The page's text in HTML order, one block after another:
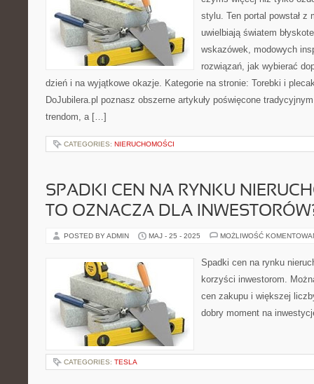
stylu. Ten portal powstał
uwielbiają światem
wskazówek, modowych
rozwiązań, jak wybierać
dzień i na wyjątkowe okazje. Kategorie na stronie: Torebki i
DoJubilera.pl poznasz obszerne artykuły poświęcone
trendom, a […]
CATEGORIES: NIERUCHOMOŚCI
SPADKI CEN NA RYNKU
TO OZNACZA DLA
POSTED BY ADMIN MAJ - 25 - 2025 MOŻLIWOŚĆ
Spadki cen na rynku
korzyści inwestorom.
cen zakupu i większej
dobry moment na
CATEGORIES: TESLA